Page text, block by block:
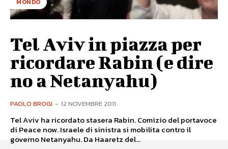
Tel Aviv in piazza per
ricordare Rabin (e dire
no a Netanyahu)
PAOLO BROGI - 12 NOVEMBRE 2011
Tel Aviv ha ricordato stasera Rabin. Comizio del portavoce
di Peace now. Israele di sinistra si mobilita contro il
governo Netanyahu. Da Haaretz del...